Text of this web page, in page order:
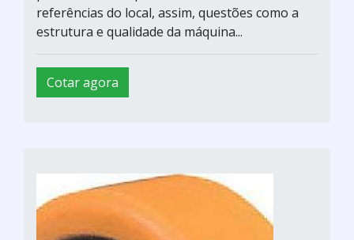
referências do local, assim, questões como a
estrutura e qualidade da máquina...
Cotar agora